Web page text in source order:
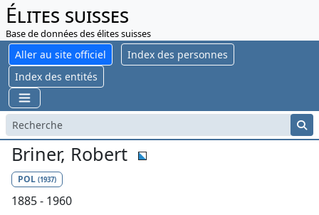
Élites suisses
Base de données des élites suisses
Aller au site officiel
Index des personnes
Index des entités
Briner, Robert
POL (1937)
1885 - 1960